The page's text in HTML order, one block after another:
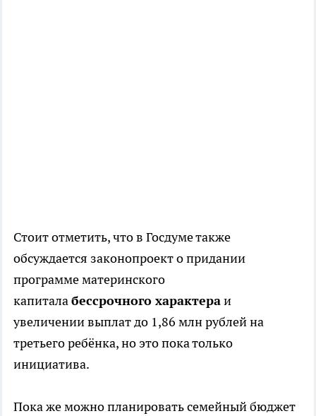
Стоит отметить, что в Госдуме также
обсуждается законопроект о придании
программе материнского
капиталабессрочного характераи
увеличении выплат до 1,86 млн рублей на
третьего ребёнка, но это пока только
инициатива.
Пока же можно планировать семейный бюджет